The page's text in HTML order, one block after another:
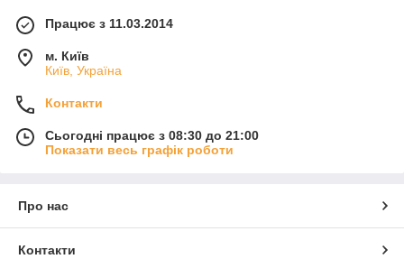
Працює з 11.03.2014
м. Київ
Київ, Україна
Контакти
Сьогодні працює з 08:30 до 21:00
Показати весь графік роботи
Про нас
Контакти